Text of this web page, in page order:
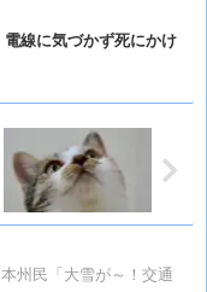
電線に気づかず死にかけ
本州民「大雪が～！交通